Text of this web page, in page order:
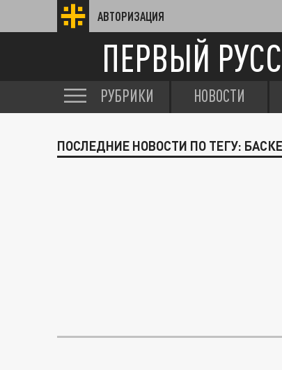
АВТОРИЗАЦИЯ
ПЕРВЫЙ
РУБРИКИ НОВОСТИ
ПОСЛЕДНИЕ НОВОСТИ ПО ТЕГУ: